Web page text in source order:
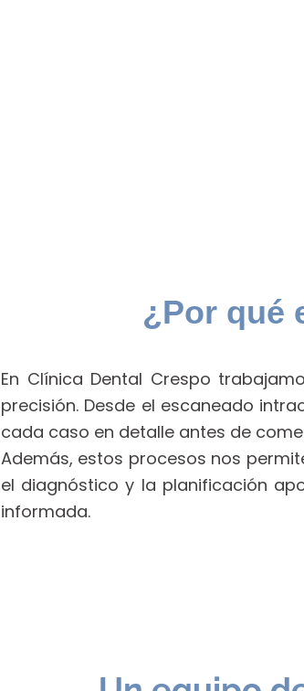
¿Por qué
En Clínica Dental Crespo
precisión. Desde el escaneado
cada caso en detalle antes de
Además, estos procesos nos
el diagnóstico y la planificación
informada.